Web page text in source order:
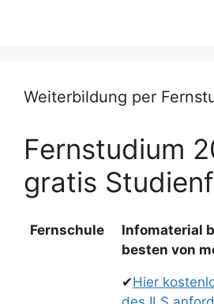
Weiterbildung per
Fernstudium
gratis
Fernschule
Infomaterial
besten von
✔Hier